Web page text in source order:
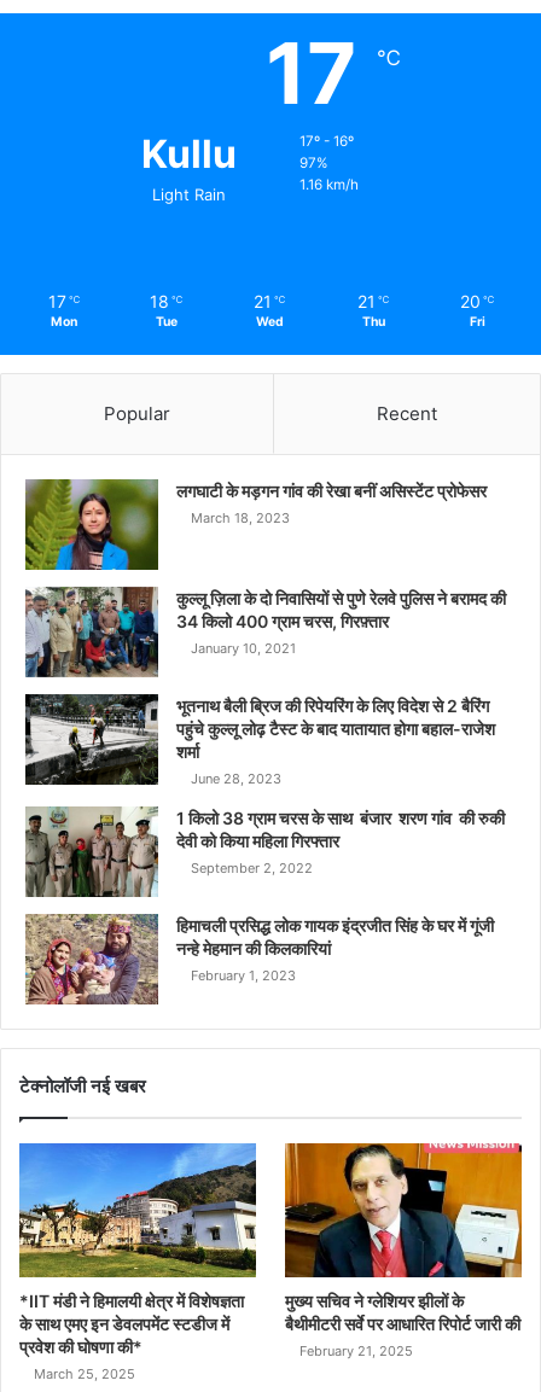
Kullu
Light Rain
17 ℃
17º - 16º
97%
1.16 km/h
17 ℃
Mon
18 ℃
Tue
21 ℃
Wed
21 ℃
Thu
20 ℃
Fri
Popular Recent
लगघाटी के मड़गन गांव की रेखा बनीं असिस्टेंट प्रोफेसर
March 18, 2023
कुल्लू ज़िला के दो निवासियों से पुणे रेलवे पुलिस ने बरामद की
34 किलो 400 ग्राम चरस, गिरफ़्तार
January 10, 2021
भूतनाथ बैली ब्रिज की रिपेयरिंग के लिए विदेश से 2 बैरिंग
पहुंचे कुल्लू लोढ़ टैस्ट के बाद यातायात होगा बहाल-राजेश
शर्मा
June 28, 2023
1 किलो 38 ग्राम चरस के साथ बंजार शरण गांव की रुकी
देवी को किया महिला गिरफ्तार
September 2, 2022
हिमाचली प्रसिद्ध लोक गायक इंद्रजीत सिंह के घर में गूंजी
नन्हे मेहमान की किलकारियां
February 1, 2023
टेक्नोलॉजी नई खबर
*IIT मंडी ने हिमालयी क्षेत्र में विशेषज्ञता
के साथ एमए इन डेवलपमेंट स्टडीज में
प्रवेश की घोषणा की*
March 25, 2025
मुख्य सचिव ने ग्लेशियर झीलों के
बैथीमीटरी सर्वे पर आधारित रिपोर्ट जारी की
February 21, 2025